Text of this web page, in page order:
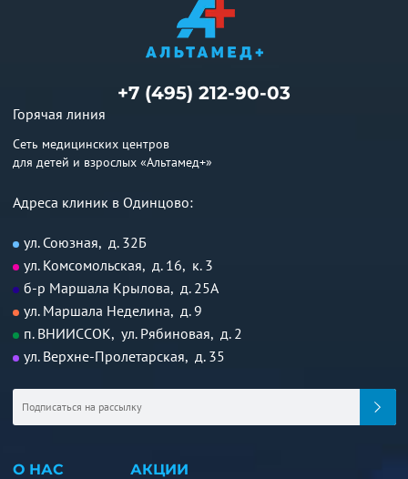
+7 (495) 212-90-03
Горячая линия
Сеть медицинских центров
для детей и взрослых «Альтамед+»
Адреса клиник в Одинцово:
ул. Союзная, д. 32Б
ул. Комсомольская, д. 16, к. 3
б-р Маршала Крылова, д. 25А
ул. Маршала Неделина, д. 9
п. ВНИИССОК, ул. Рябиновая, д. 2
ул. Верхне-Пролетарская, д. 35
О НАС АКЦИИ